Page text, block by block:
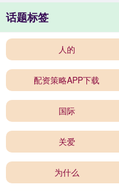
话题标签
人的
配资策略APP下载
国际
关爱
为什么